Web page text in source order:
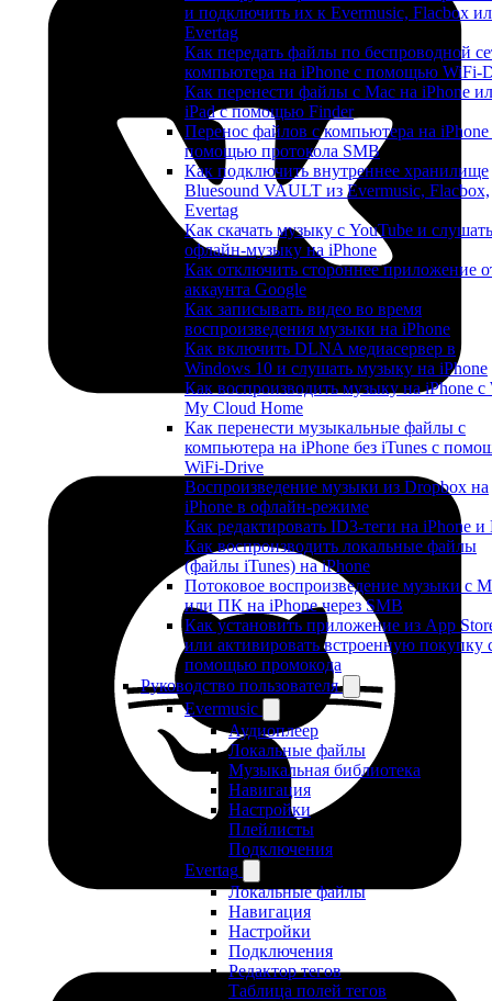
и подключить их к Evermusic, Flacbox
Evertag
Как передать файлы по беспроводной
компьютера на iPhone с помощью WiFi-
Как перенести файлы с Mac на iPhone
iPad с помощью Finder
Перенос файлов с компьютера на iPhone
помощью протокола SMB
Как подключить внутреннее хранилище
Bluesound VAULT из Evermusic, Flacbox,
Evertag
Как скачать музыку с YouTube и слушать
офлайн-музыку на iPhone
Как отключить стороннее приложение
аккаунта Google
Как записывать видео во время
воспроизведения музыки на iPhone
Как включить DLNA медиасервер в
Windows 10 и слушать музыку на iPhone
Как воспроизводить музыку на iPhone с
My Cloud Home
Как перенести музыкальные файлы с
компьютера на iPhone без iTunes с
WiFi-Drive
Воспроизведение музыки из Dropbox на
iPhone в офлайн-режиме
Как редактировать ID3-теги на iPhone и
Как воспроизводить локальные файлы
(файлы iTunes) на iPhone
Потоковое воспроизведение музыки с
или ПК на iPhone через SMB
Как установить приложение из App
или активировать встроенную покупку
помощью промокода
Руководство пользователя
Evermusic
Аудиоплеер
Локальные файлы
Музыкальная библиотека
Навигация
Настройки
Плейлисты
Подключения
Evertag
Локальные файлы
Навигация
Настройки
Подключения
Редактор тегов
Таблица полей тегов